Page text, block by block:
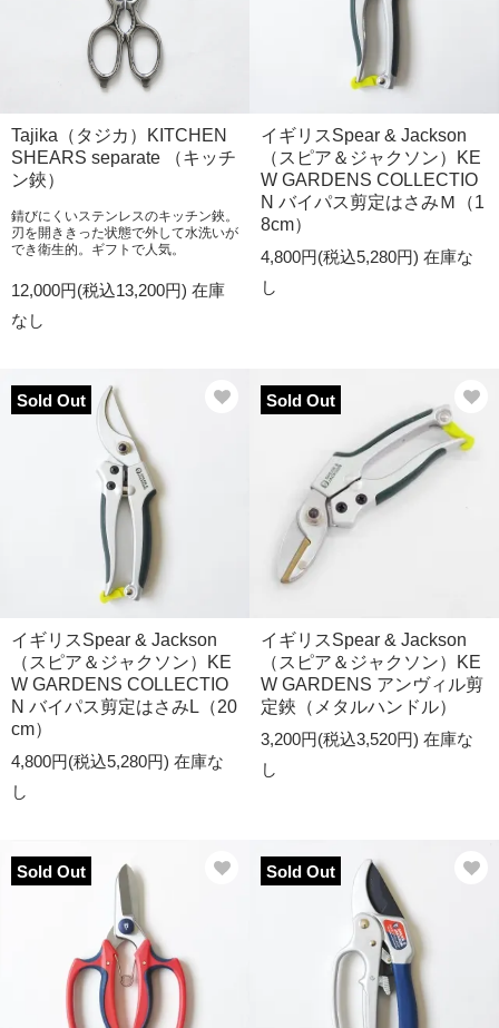
Tajika（タジカ）KITCHEN
SHEARS separate （キッチ
ン鋏）
錆びにくいステンレスのキッチン鋏。
刃を開ききった状態で外して水洗いが
でき衛生的。ギフトで人気。
12,000円(税込13,200円) 在庫
なし
イギリスSpear & Jackson
（スピア＆ジャクソン）KE
W GARDENS COLLECTIO
N バイパス剪定はさみＭ（1
8cm）
4,800円(税込5,280円) 在庫な
し
Sold Out
イギリスSpear & Jackson
（スピア＆ジャクソン）KE
W GARDENS COLLECTIO
N バイパス剪定はさみL（20
cm）
4,800円(税込5,280円) 在庫な
し
Sold Out
イギリスSpear & Jackson
（スピア＆ジャクソン）KE
W GARDENS アンヴィル剪
定鋏（メタルハンドル）
3,200円(税込3,520円) 在庫な
し
Sold Out Sold Out